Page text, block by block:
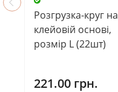
Розгрузка-круг на
клейовій основі,
розмір L (22шт)
221.00 грн.